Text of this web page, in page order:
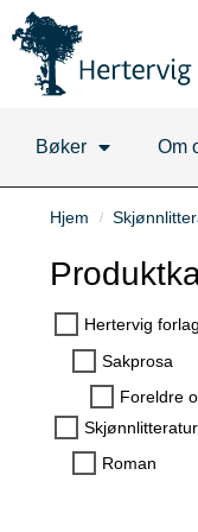
Bøker Om
Hjem /
Hertervig forlag
Sakprosa
Foreldre
Skjønnlitteratur
Roman